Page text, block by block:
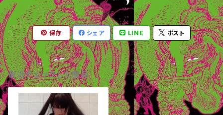
保存 シェア LINE ポスト
最近チェックした商品